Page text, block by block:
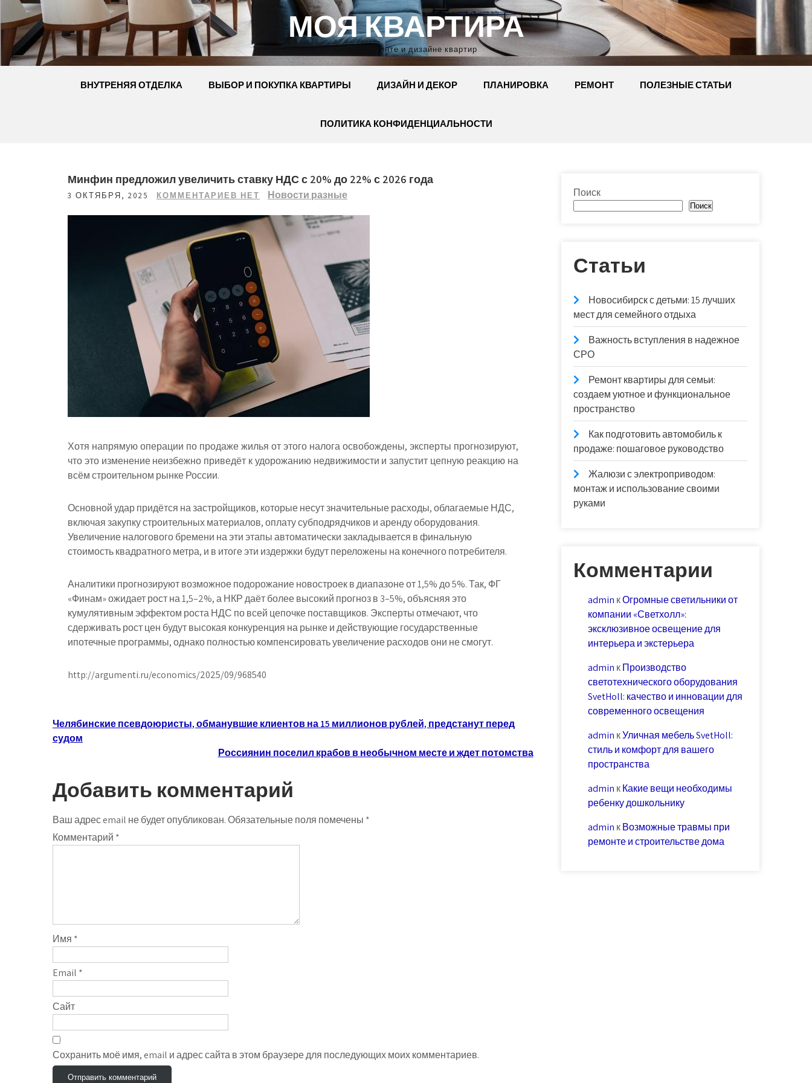
Перейти
к
содержимому
МОЯ КВАРТИРА
Сайт о ремонте и дизайне квартир
ВНУТРЕНЯЯ ОТДЕЛКА ВЫБОР И ПОКУПКА КВАРТИРЫ ДИЗАЙН И ДЕКОР ПЛАНИРОВКА РЕМОНТ ПОЛЕЗНЫЕ СТАТЬИ
ПОЛИТИКА КОНФИДЕНЦИАЛЬНОСТИ
Минфин предложил увеличить ставку НДС с 20% до 22% с 2026 года
3 ОКТЯБРЯ, 2025 КОММЕНТАРИЕВ НЕТ Новости разные
Хотя напрямую операции по продаже жилья от этого налога освобождены, эксперты прогнозируют,
что это изменение неизбежно приведёт к удорожанию недвижимости и запустит цепную реакцию на
всём строительном рынке России.
Основной удар придётся на застройщиков, которые несут значительные расходы, облагаемые НДС,
включая закупку строительных материалов, оплату субподрядчиков и аренду оборудования.
Увеличение налогового бремени на эти этапы автоматически закладывается в финальную
стоимость квадратного метра, и в итоге эти издержки будут переложены на конечного потребителя.
Аналитики прогнозируют возможное подорожание новостроек в диапазоне от 1,5% до 5%. Так, ФГ
«Финам» ожидает рост на 1,5–2%, а НКР даёт более высокий прогноз в 3–5%, объясняя это
кумулятивным эффектом роста НДС по всей цепочке поставщиков. Эксперты отмечают, что
сдерживать рост цен будут высокая конкуренция на рынке и действующие государственные
ипотечные программы, однако полностью компенсировать увеличение расходов они не смогут.
http://argumenti.ru/economics/2025/09/968540
Навигация
по
Челябинские псевдоюристы, обманувшие клиентов на 15 миллионов рублей, предстанут перед
судом
Россиянин поселил крабов в необычном месте и ждет потомства
Добавить комментарий
Ваш адрес email не будет опубликован.Обязательные поля помечены *
Комментарий *
Имя *
Email *
Сайт
Сохранить моё имя, email и адрес сайта в этом браузере для последующих моих комментариев.
Поиск
Поиск
Статьи
Новосибирск с детьми: 15 лучших
мест для семейного отдыха
Важность вступления в надежное
СРО
Ремонт квартиры для семьи:
создаем уютное и функциональное
пространство
Как подготовить автомобиль к
продаже: пошаговое руководство
Жалюзи с электроприводом:
монтаж и использование своими
руками
Комментарии
admin кОгромные светильники от
компании «Светхолл»:
эксклюзивное освещение для
интерьера и экстерьера
admin кПроизводство
светотехнического оборудования
SvetHoll: качество и инновации для
современного освещения
admin кУличная мебель SvetHoll:
стиль и комфорт для вашего
пространства
admin кКакие вещи необходимы
ребенку дошкольнику
admin кВозможные травмы при
ремонте и строительстве дома